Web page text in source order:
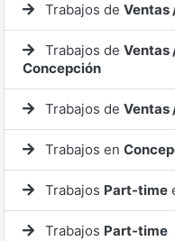
Trabajos de Ventas
Trabajos de Ventas
Concepción
Trabajos de Ventas
Trabajos en
Trabajos Part-time
Trabajos Part-time